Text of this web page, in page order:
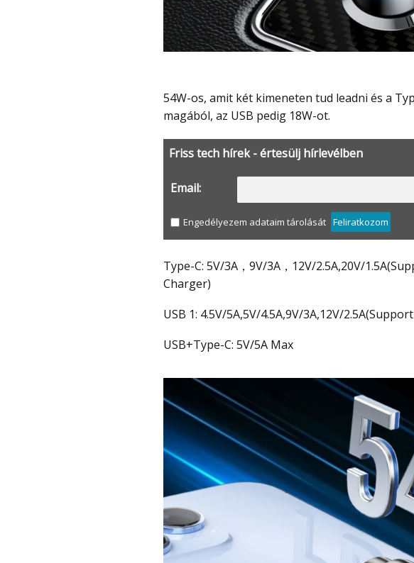
54W-os, amit két kimeneten tud leadni és a Type-C 36W-ot is képes kiadni
magából, az USB pedig 18W-ot.
Friss tech hírek - értesülj hírlevélben
Email:
Engedélyezem adataim tárolását Feliratkozom
Type-C: 5V/3A，9V/3A，12V/2.5A,20V/1.5A(Support Quick Charge 3.0& PD 3.0 Fast
Charger)
USB 1: 4.5V/5A,5V/4.5A,9V/3A,12V/
USB+Type-C: 5V/5A Max